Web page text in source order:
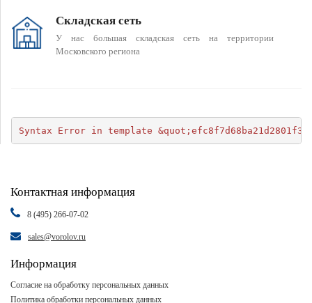
Складская сеть
У нас большая складская сеть на территории
Московского региона
Syntax Error in template
Контактная информация
8 (495) 266-07-02
sales@vorolov.ru
Информация
Согласие на обработку персональных данных
Политика обработки персональных данных